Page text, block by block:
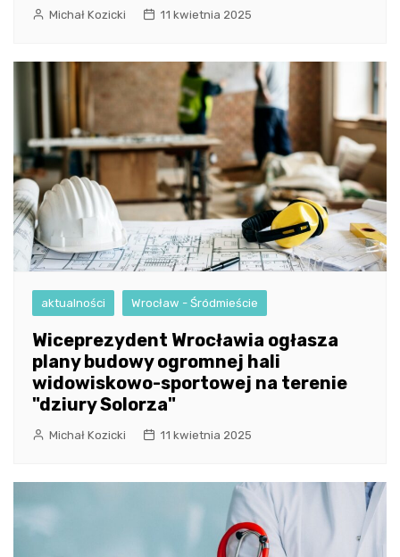
Michał Kozicki 11 kwietnia 2025
aktualności Wrocław - Śródmieście
Wiceprezydent Wrocławia ogłasza
plany budowy ogromnej hali
widowiskowo-sportowej na terenie
"dziury Solorza"
Michał Kozicki 11 kwietnia 2025